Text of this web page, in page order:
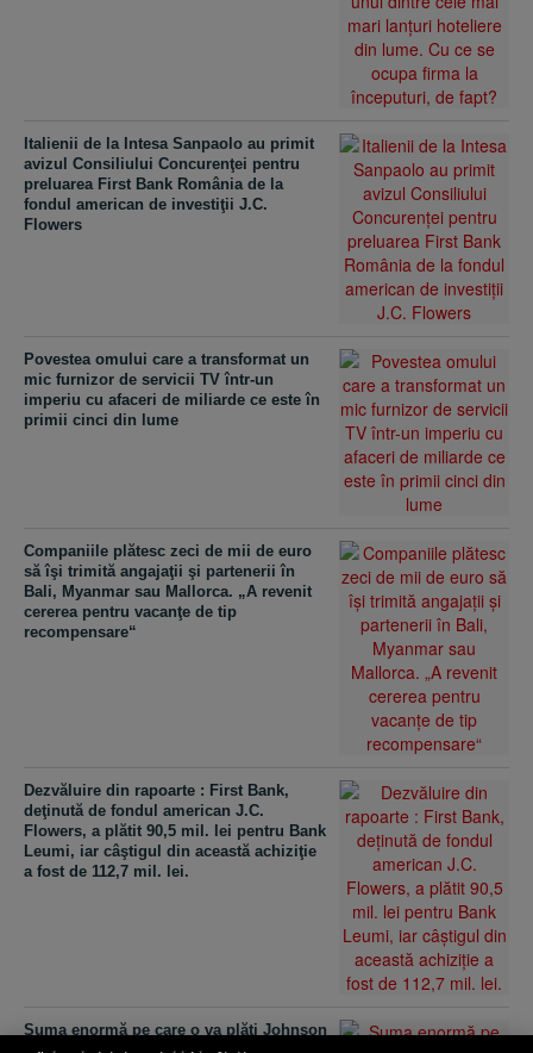
Italienii de la Intesa Sanpaolo au primit
avizul Consiliului Concurenţei pentru
preluarea First Bank România de la
fondul american de investiţii J.C.
Flowers
Povestea omului care a transformat un
mic furnizor de servicii TV într-un
imperiu cu afaceri de miliarde ce este în
primii cinci din lume
Companiile plătesc zeci de mii de euro
să îşi trimită angajaţii şi partenerii în
Bali, Myanmar sau Mallorca. „A revenit
cererea pentru vacanţe de tip
recompensare“
Dezvăluire din rapoarte : First Bank,
deţinută de fondul american J.C.
Flowers, a plătit 90,5 mil. lei pentru Bank
Leumi, iar câştigul din această achiziţie
a fost de 112,7 mil. lei.
Suma enormă pe care o va plăti Johnson